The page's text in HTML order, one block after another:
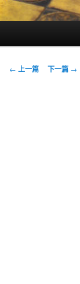
文
← 上一篇 下一篇 →